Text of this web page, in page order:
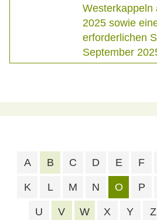
Westerkappeln
2025 sowie
erforderlichen
September
A B C D E F
K L M N O P
U V W X Y Z